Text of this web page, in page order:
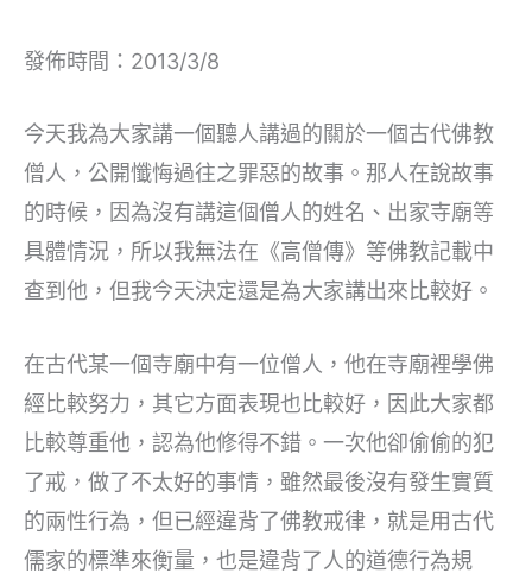
發佈時間：2013/3/8
今天我為大家講一個聽人講過的關於一個古代佛教
僧人，公開懺悔過往之罪惡的故事。那人在說故事
的時候，因為沒有講這個僧人的姓名、出家寺廟等
具體情況，所以我無法在《高僧傳》等佛教記載中
查到他，但我今天決定還是為大家講出來比較好。
在古代某一個寺廟中有一位僧人，他在寺廟裡學佛
經比較努力，其它方面表現也比較好，因此大家都
比較尊重他，認為他修得不錯。一次他卻偷偷的犯
了戒，做了不太好的事情，雖然最後沒有發生實質
的兩性行為，但已經違背了佛教戒律，就是用古代
儒家的標準來衡量，也是違背了人的道德行為規